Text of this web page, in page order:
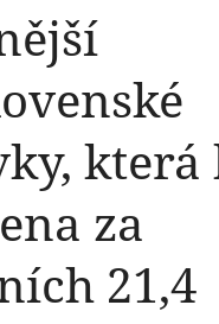
která
za
21,4